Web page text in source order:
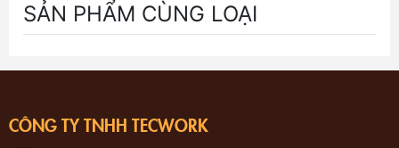
SẢN PHẨM CÙNG LOẠI
CÔNG TY TNHH TECWORK